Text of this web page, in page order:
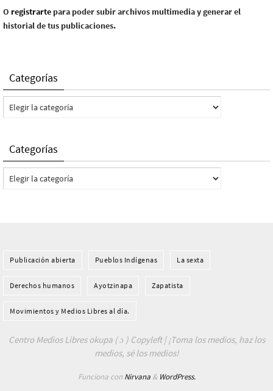
O registrarte para poder subir archivos multimedia y generar el
historial de tus publicaciones.
Categorías
Categorías
Categorías
Categorías
Publicación abierta Pueblos Indí­genas La sexta
Derechos humanos Ayotzinapa Zapatista
Movimientos y Medios Libres al día.
Centro Medios Libres okupa ( ɔ ) Copyleft | ¡Toma los medios, haz los
medios, sé los medios!
Funciona con Nirvana& WordPress.